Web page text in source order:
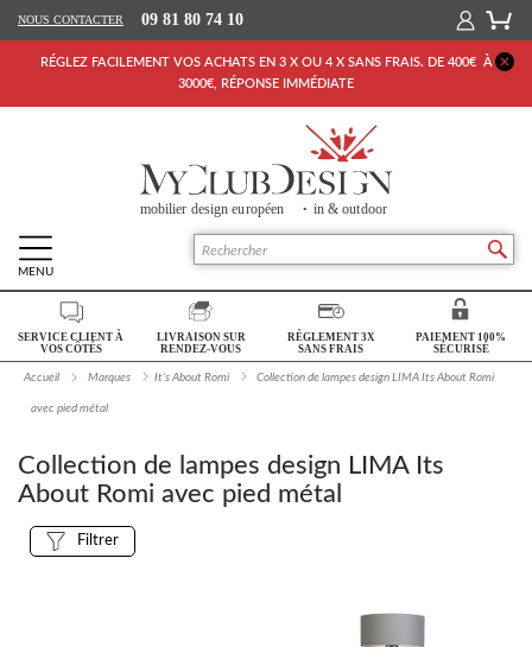
NOUS CONTACTER 09 81 80 74 10
RÉGLEZ FACILEMENT VOS ACHATS EN 3 X OU 4 X SANS FRAIS. DE 400€ À
3000€, RÉPONSE IMMÉDIATE
MENU
Retour Accueil
SALON
BUREAU
OUTDOOR
SERVICE CLIENT À
VOS CÔTÉS
LIVRAISON SUR
RENDEZ-VOUS
RÈGLEMENT 3X
SANS FRAIS
PAIEMENT 100%
SÉCURISÉ
Accueil Marques It's About Romi Collection de lampes design LIMA Its About Romi
avec pied métal
Collection de lampes design LIMA Its
About Romi avec pied métal
Filtrer